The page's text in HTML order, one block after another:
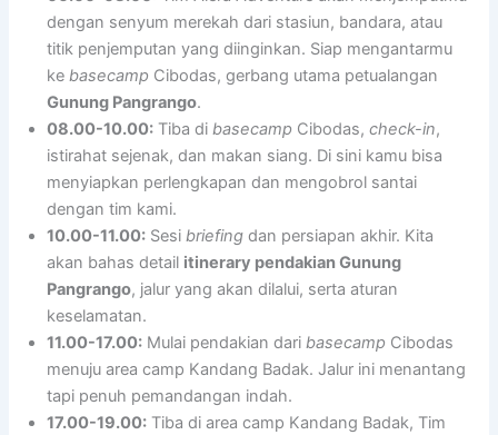
dengan senyum merekah dari stasiun, bandara, atau
titik penjemputan yang diinginkan. Siap mengantarmu
kebasecamp Cibodas, gerbang utama petualangan
Gunung Pangrango.
08.00-10.00: Tiba dibasecamp Cibodas,check-in,
istirahat sejenak, dan makan siang. Di sini kamu bisa
menyiapkan perlengkapan dan mengobrol santai
dengan tim kami.
10.00-11.00: Sesibriefing dan persiapan akhir. Kita
akan bahas detail itinerary pendakian Gunung
Pangrango, jalur yang akan dilalui, serta aturan
keselamatan.
11.00-17.00: Mulai pendakian daribasecamp Cibodas
menuju area camp Kandang Badak. Jalur ini menantang
tapi penuh pemandangan indah.
17.00-19.00: Tiba di area camp Kandang Badak, Tim